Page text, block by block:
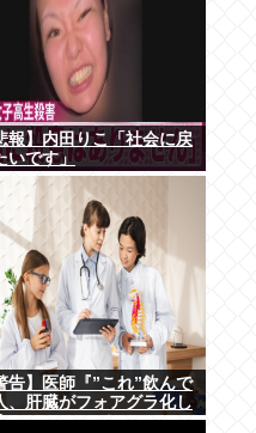
報】内田りこ「社会に戻
いです」
告】医師『”これ”飲んで
、肝臓がフォアグラ化し
･････。』⇒！